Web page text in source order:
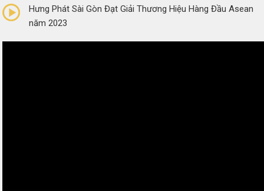
Hưng Phát Sài Gòn Đạt Giải Thương Hiệu Hàng Đầu Asean
năm 2023